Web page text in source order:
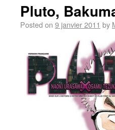
Pluto,
Posted on 9 janvier 2011 by